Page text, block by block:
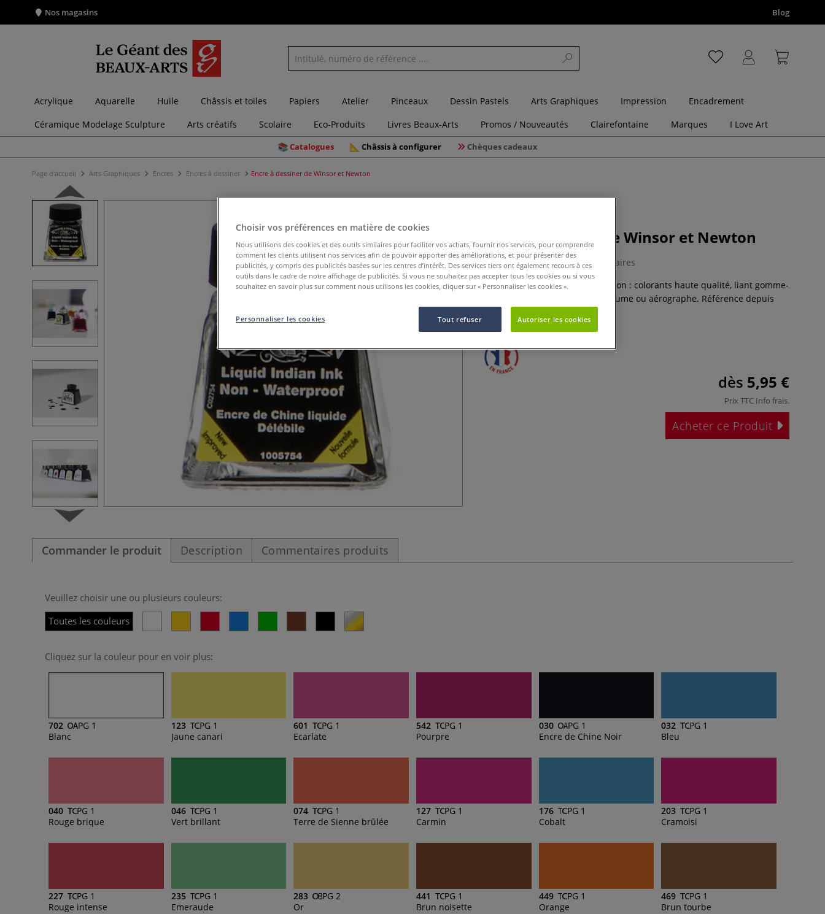
Nos magasins Blog
Acrylique Aquarelle Huile Châssis et toiles Papiers Atelier Pinceaux Dessin Pastels Arts Graphiques Impression
Encadrement
Céramique Modelage Sculpture
Arts créatifs Scolaire Eco-Produits Livres Beaux-Arts Promos / Nouveautés Clairefontaine Marques I Love Art
Catalogues Châssis à configurer Chèques cadeaux
Page d'accueil Arts Graphiques Encres Encres à dessiner Encre à dessiner de Winsor et Newton
Encre à dessiner de Winsor et Newton
0 Commentaires
Encres à dessiner Winsor & Newton : colorants haute qualité, liant gomme-
laque, couleurs vives. Pinceau, plume ou aérographe. Référence depuis
dès 5,95 €
Prix TTC Info frais.
Acheter ce Produit
Commander le produit Description Commentaires produits
Veuillez choisir une ou plusieurs couleurs:
Toutes les couleurs
Cliquez sur la couleur pour en voir plus:
702
PG 1
Blanc
123
PG 1
Jaune canari
601
PG 1
Ecarlate
542
PG 1
Pourpre
030
PG 1
Encre de Chine Noir
032
PG 1
Bleu
040
PG 1
Rouge brique
046
PG 1
Vert brillant
074
PG 1
Terre de Sienne brûlée
127
PG 1
Carmin
176
PG 1
Cobalt
203
PG 1
Cramoisi
227
PG 1
Rouge intense
235
PG 1
Emeraude
283
PG 2
Or
441
PG 1
Brun noisette
449
PG 1
Orange
469
PG 1
Brun tourbe
Choisir vos préférences en matière de cookies
Nous utilisons des cookies et des outils similaires pour faciliter vos achats, fournir nos services, pour comprendre
comment les clients utilisent nos services afin de pouvoir apporter des améliorations, et pour présenter des
publicités, y compris des publicités basées sur les centres d’intérêt. Des services tiers ont également recours à ces
outils dans le cadre de notre affichage de publicités. Si vous ne souhaitez pas accepter tous les cookies ou si vous
souhaitez en savoir plus sur comment nous utilisons les cookies, cliquer sur « Personnaliser les cookies ».
Tout refuser Autoriser les cookies
Personnaliser les cookies